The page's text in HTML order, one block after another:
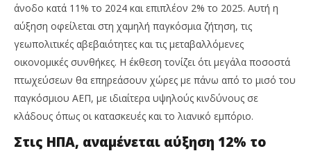
NOW VIEWING
Η Allianz Trade προειδοποιεί για αύξηση των
21
άνοδο κατά 11% το 2024 και επιπλέον 2% το 2025. Αυτή η
αύξηση οφείλεται στη χαμηλή παγκόσμια ζήτηση, τις
γεωπολιτικές αβεβαιότητες και τις μεταβαλλόμενες
οικονομικές συνθήκες. Η έκθεση τονίζει ότι μεγάλα ποσοστά
πτωχεύσεων θα επηρεάσουν χώρες με πάνω από το μισό του
παγκόσμιου ΑΕΠ, με ιδιαίτερα υψηλούς κινδύνους σε
κλάδους όπως οι κατασκευές και το λιανικό εμπόριο.
Στις ΗΠΑ, αναμένεται αύξηση 12% το